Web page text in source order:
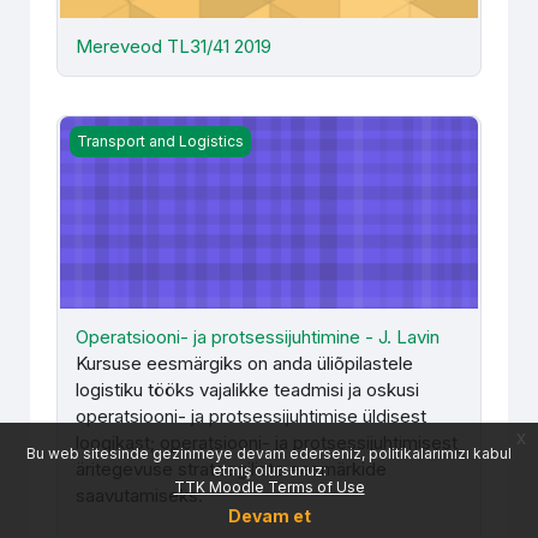
Bu web sitesinde gezinmeye devam ederseniz, politikalarımızı kabul
etmiş olursunuz:
TTK Moodle Terms of Use
Devam et
Mereveod TL31/41 2019
Operatsiooni- ja protsessijuhtimine - J. Lavin
Transport and Logistics
Operatsiooni- ja protsessijuhtimine - J. Lavin
Kursuse eesmärgiks on anda üliõpilastele
logistiku tööks vajalikke teadmisi ja oskusi
operatsiooni- ja protsessijuhtimise üldisest
äritegevuse strateegiliste eesmärkide
saavutamiseks.